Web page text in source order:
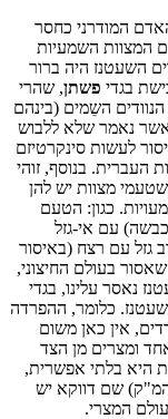
המודרני כחסר
המצוות השמעיות
השעטנז היה ברור
בגדי פשתן, שהרי
השֵמים (בינהם
נאמר שלא ללבוש
לעשות סינקרטיזם
בנוסף, זוהי
מצוות יש להן
כגון: הטעם
עם אי-גזל
גזל עם רצח (באיסור
בעולם החיצוני,
נאסר עלינו, בגדי
כלומר, ההפרדה
אין כאן משום
ומצרים מן הצד
היא בלתי אפשרית,
שם דווקא יש
המצרי.